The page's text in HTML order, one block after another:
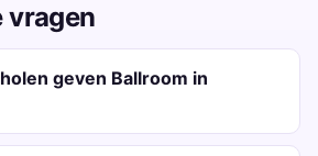
vragen
geven Ballroom in